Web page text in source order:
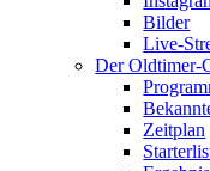
Bilder
Live-
Der Oldtimer-
Zeitplan